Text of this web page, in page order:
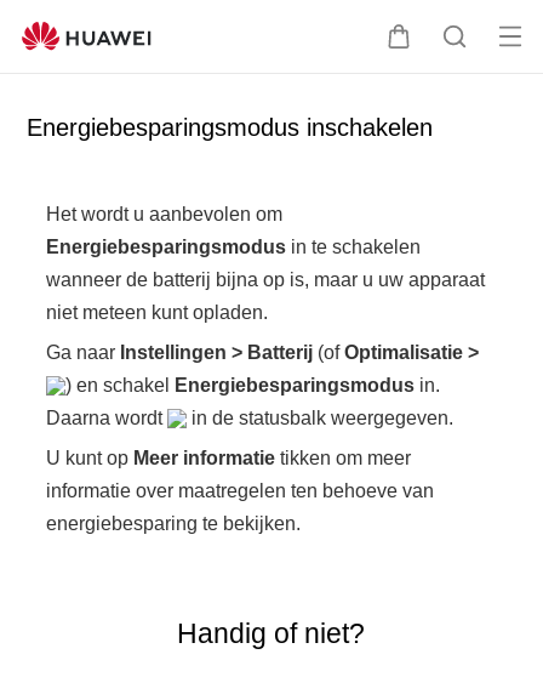
K
Z
Op
Energiebesparingsmodus inschakelen
Het wordt u aanbevolen om
Energiebesparingsmodus in te schakelen
wanneer de batterij bijna op is, maar u uw apparaat
niet meteen kunt opladen.
Ga naar Instellingen > Batterij (ofOptimalisatie >
) en schakel
Energiebesparingsmodus in.
Daarna wordt
in de statusbalk weergegeven.
U kunt op Meer informatie tikken om meer
informatie over maatregelen ten behoeve van
energiebesparing te bekijken.
Handig of niet?